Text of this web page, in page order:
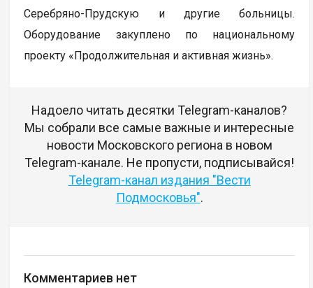
Серебряно-Прудскую и другие больницы.
Оборудование закуплено по национальному
проекту «Продолжительная и активная жизнь».
Надоело читать десятки Telegram-каналов?
Мы собрали все самые важные и интересные
новости Московского региона в новом
Telegram-канале. Не пропусти, подписывайся!
Telegram-канал издания "Вести
Подмосковья".
Комментариев нет